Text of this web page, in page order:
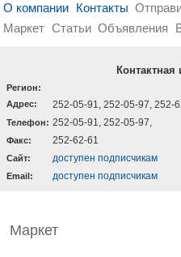
О компании Контакты
Маркет Статьи Объявления
Регион:
Адрес:
252-05-91, 252-05-97, 252-
Телефон: 252-05-91, 252-05-97,
Факс: 252-62-61
Cайт: доступен подписчикам
Email: доступен подписчикам
Маркет